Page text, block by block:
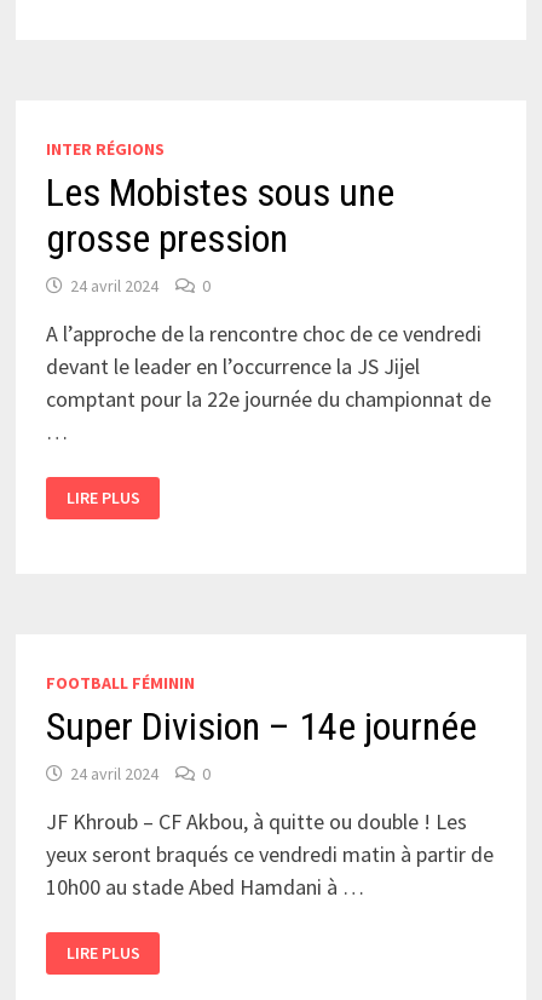
INTER RÉGIONS
Les Mobistes sous une
grosse pression
24 avril 2024 0
A l’approche de la rencontre choc de ce vendredi
devant le leader en l’occurrence la JS Jijel
comptant pour la 22e journée du championnat de
…
LES
MOBISTES
SOUS
LIRE PLUS
FOOTBALL FÉMININ
Super Division – 14e journée
24 avril 2024 0
JF Khroub – CF Akbou, à quitte ou double ! Les
yeux seront braqués ce vendredi matin à partir de
10h00 au stade Abed Hamdani à …
SUPER
DIVISION
–
LIRE PLUS